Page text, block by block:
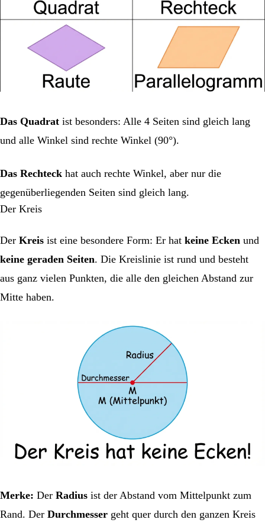
Das Quadrat ist besonders: Alle 4 Seiten sind gleich lang
und alle Winkel sind rechte Winkel (90°).
Das Rechteck hat auch rechte Winkel, aber nur die
gegenüberliegenden Seiten sind gleich lang.
Der Kreis
Der Kreis ist eine besondere Form: Er hat keine Ecken und
keine geraden Seiten. Die Kreislinie ist rund und besteht
aus ganz vielen Punkten, die alle den gleichen Abstand zur
Mitte haben.
Merke: Der Radius ist der Abstand vom Mittelpunkt zum
Rand. Der Durchmesser geht quer durch den ganzen Kreis